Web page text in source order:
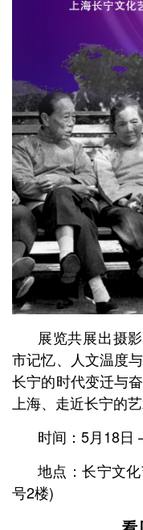
展览共展出摄
市记忆、人文温度
长宁的时代变迁与
上海、走近长宁的艺
时间：5月18日
地点：长宁文
号2楼)